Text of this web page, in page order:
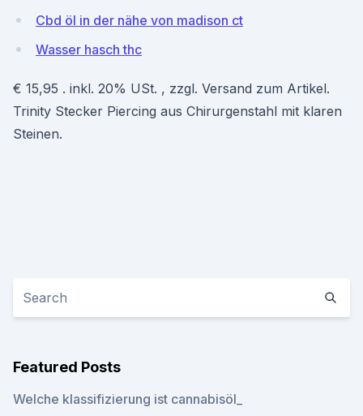
Cbd öl in der nähe von madison ct
Wasser hasch thc
€ 15,95 . inkl. 20% USt. , zzgl. Versand zum Artikel.
Trinity Stecker Piercing aus Chirurgenstahl mit klaren
Steinen.
Featured Posts
Welche klassifizierung ist cannabisöl_